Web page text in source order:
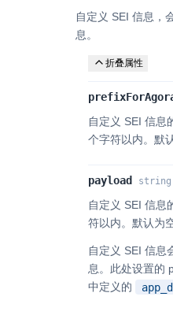
自定义 SEI 信息，
息。
折叠属性
自定义 SEI 信息
个字符以内。默
payload string
自定义 SEI 信息
符以内。默认为空
自定义 SEI 信息
息。此处设置的
中定义的